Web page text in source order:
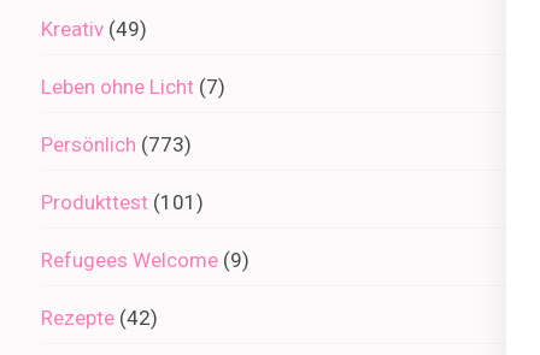
Kreativ (49)
Leben ohne Licht (7)
Persönlich (773)
Produkttest (101)
Refugees Welcome (9)
Rezepte (42)